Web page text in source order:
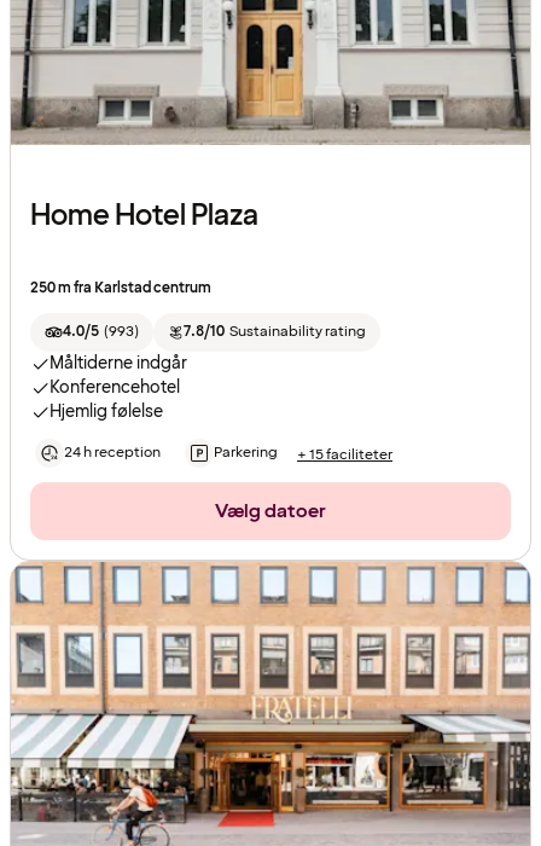
Home Hotel Plaza
250 m fra Karlstad centrum
4.0/5 (993) 7.8/10 Sustainability rating
Måltiderne indgår
Konferencehotel
Hjemlig følelse
24 h reception Parkering + 15 faciliteter
Vælg datoer